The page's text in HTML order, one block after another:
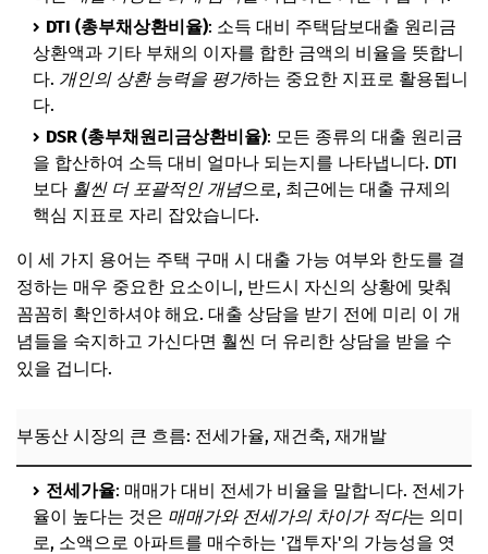
DTI (총부채상환비율): 소득 대비 주택담보대출 원리금
상환액과 기타 부채의 이자를 합한 금액의 비율을 뜻합니
다. 개인의 상환 능력을 평가하는 중요한 지표로 활용됩니
다.
DSR (총부채원리금상환비율): 모든 종류의 대출 원리금
을 합산하여 소득 대비 얼마나 되는지를 나타냅니다. DTI
보다 훨씬 더 포괄적인 개념으로, 최근에는 대출 규제의
핵심 지표로 자리 잡았습니다.
이 세 가지 용어는 주택 구매 시 대출 가능 여부와 한도를 결
정하는 매우 중요한 요소이니, 반드시 자신의 상황에 맞춰
꼼꼼히 확인하셔야 해요. 대출 상담을 받기 전에 미리 이 개
념들을 숙지하고 가신다면 훨씬 더 유리한 상담을 받을 수
있을 겁니다.
부동산 시장의 큰 흐름: 전세가율, 재건축, 재개발
전세가율: 매매가 대비 전세가 비율을 말합니다. 전세가
율이 높다는 것은 매매가와 전세가의 차이가 적다는 의미
로, 소액으로 아파트를 매수하는 '갭투자'의 가능성을 엿